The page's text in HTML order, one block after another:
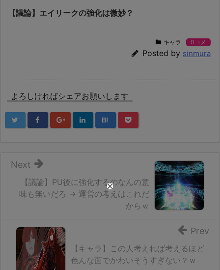
【議論】エイリークの強化は微妙？
キャラ 0コメ
Posted by sinmura
よろしければシェアお願いします
B!
【議論】PU後に強化するのなんの意
味も無いだろ → 運営の考えはこれだ
からｗ
Next
【キャラ】この人考えれば考えるほど
色んな面でかわいそうすぎない？ｗ
Prev